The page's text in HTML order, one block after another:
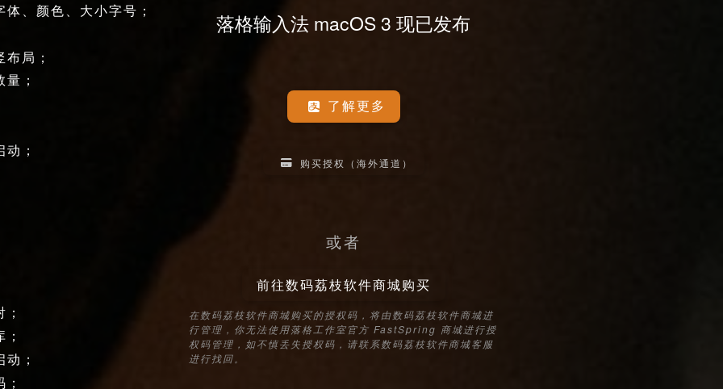
、颜色、大小字号；
局；
；
；
；
落格输入法 macOS 3 现已发布
了解更多
购买授权（海外通道）
或者
前往数码荔枝软件商城购买
在数码荔枝软件商城购买的授权码，将由数码荔枝软件商城进
行管理，你无法使用落格工作室官方 FastSpring 商城进行授
权码管理，如不慎丢失授权码，请联系数码荔枝软件商城客服
进行找回。